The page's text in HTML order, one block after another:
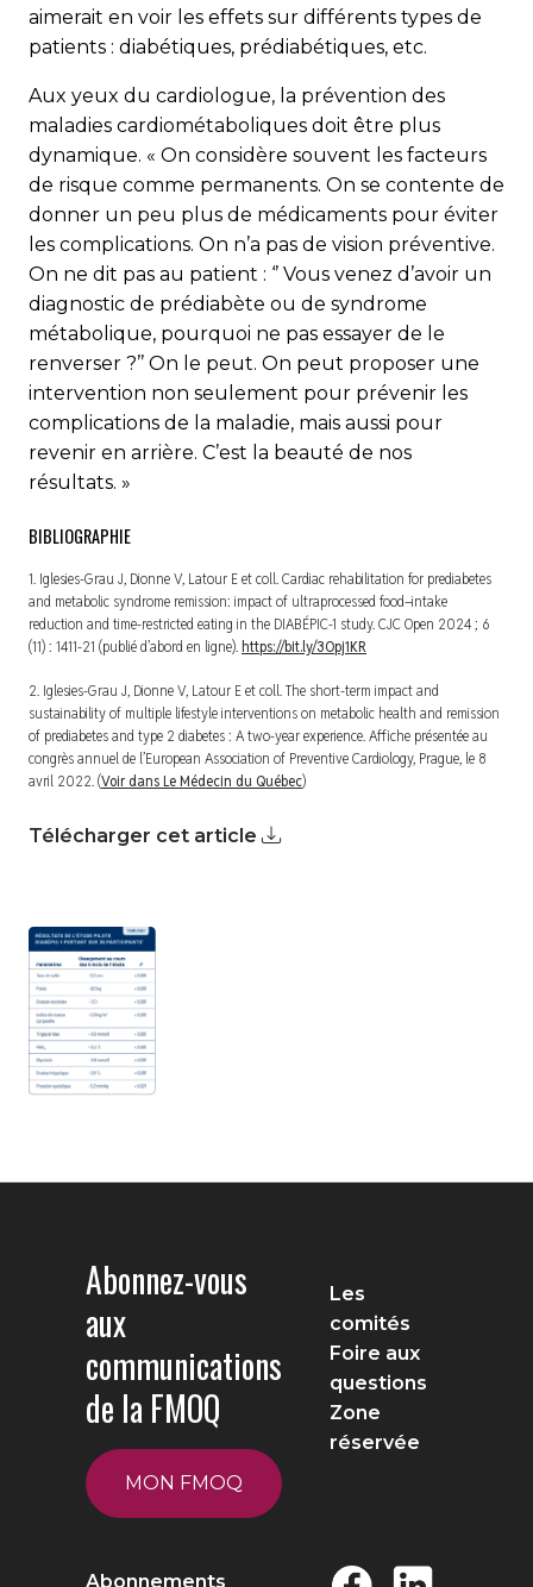
aimerait en voir les effets sur différents types de
patients : diabétiques, prédiabétiques, etc.
Aux yeux du cardiologue, la prévention des
maladies cardio­mé­taboliques doit être plus
dynamique. « On considère souvent les facteurs
de risque comme permanents. On se contente de
donner un peu plus de médicaments pour éviter
les complications. On n’a pas de vision préventive.
On ne dit pas au patient : ‘’ Vous venez d’avoir un
diagnostic de prédiabète ou de syndrome
métabolique, pourquoi ne pas essayer de le
renverser ?’’ On le peut. On peut proposer une
intervention non seulement pour prévenir les
complications de la maladie, mais aussi pour
revenir en arrière. C’est la beauté de nos
résultats. »
BIBLIOGRAPHIE
1. Iglesies-Grau J, Dionne V, Latour E et coll. Cardiac rehabilitation for prediabetes
and metabolic syndrome remission: impact of ultraprocessed food–intake
reduction and time-restricted eating in the DIABÉPIC-1 study. CJC Open 2024 ; 6
(11) : 1411-21 (publié d’abord en ligne).https://bit.ly/3Opj1KR
2. Iglesies-Grau J, Dionne V, Latour E et coll.The short-term impact and
sustainability of multiple lifestyle interventions on metabolic health and remission
of prediabetes and type 2 diabetes : A two-year experience.Affiche présentée au
congrès annuel de l’European Association of Preventive Cardiology, Prague, le 8
avril 2022. (Voir dans Le Médecin du Québec)
Télécharger cet article
Abonnez-vous
aux
communications
de la FMOQ
MON FMOQ
Les
comités
Foire aux
questions
Zone
réservée
Abonnements